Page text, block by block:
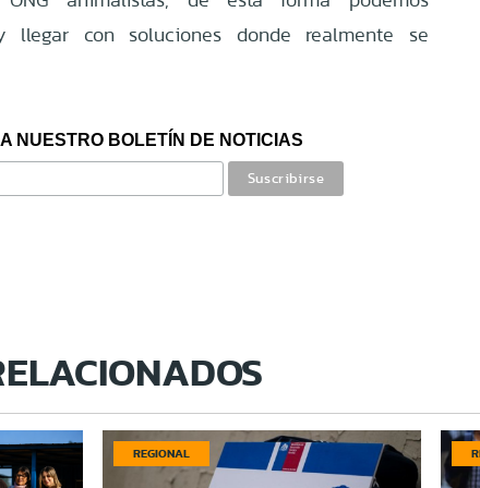
llegar con soluciones donde realmente se
NUESTRO BOLETÍN DE NOTICIAS
REGIONAL